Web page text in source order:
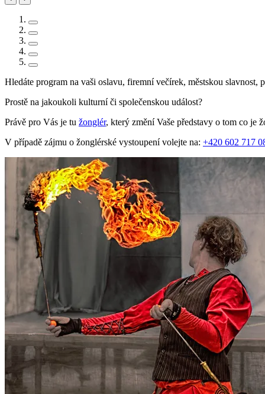
Hledáte program na vaši oslavu, firemní večírek, městskou slavnost,
Prostě na jakoukoli kulturní či společenskou událost?
Právě pro Vás je tu žonglér, který změní Vaše představy o tom co je
V případě zájmu o žonglérské vystoupení volejte na: +420 602 717